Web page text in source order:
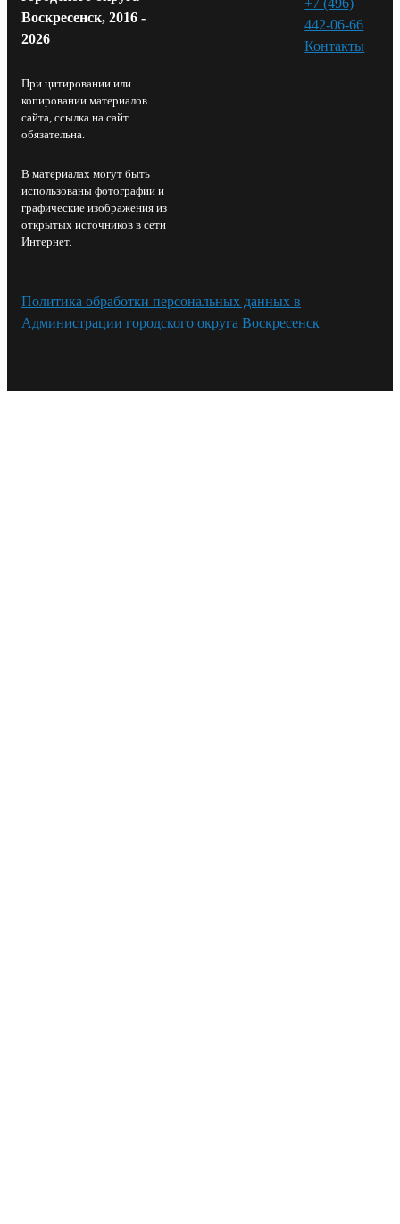
Воскресенск, 2016 -
2026
При цитировании или
копировании материалов
сайта, ссылка на сайт
обязательна.
В материалах могут быть
использованы фотографии и
графические изображения из
открытых источников в сети
Интернет.
442-06-66
Контакты⁠
Политика обработки персональных данных в
Администрации городского округа Воскресенск